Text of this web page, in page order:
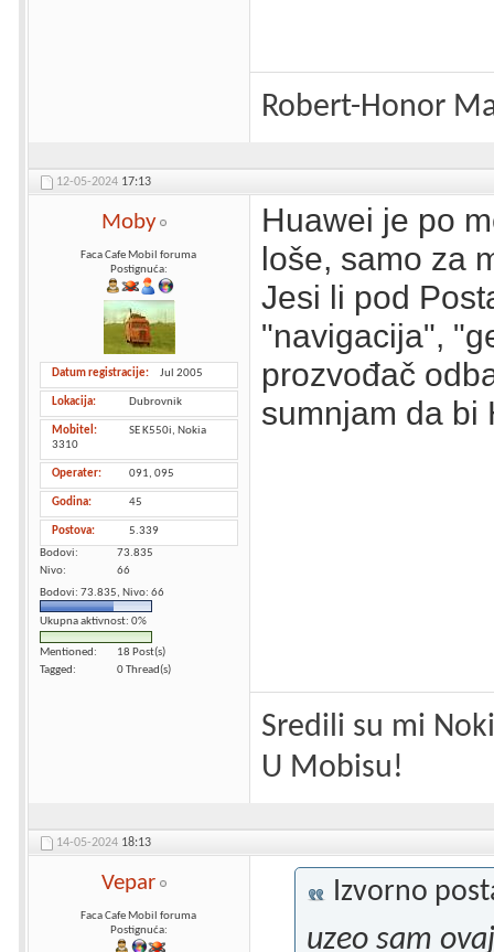
Robert-Honor
12-05-2024 17:13
Moby
Faca Cafe Mobil foruma
Postignuća:
Datum registracije Jul 2005
Lokacija Dubrovnik
Mobitel
SE K550i, Nokia
3310
Operater 091, 095
Godina 45
Postova
5.339
Bodovi
73.835
Nivo
66
Bodovi: 73.835, Nivo: 66
Ukupna aktivnost: 0%
Mentioned
18 Post(s)
Tagged
0 Thread(s)
Huawei je po
loše, samo za
Jesi li pod
"navigacija",
prozvođač
sumnjam da bi
Sredili su mi
U Mobisu!
14-05-2024 18:13
Vepar
Faca Cafe Mobil foruma
Postignuća:
Izvorno
uzeo sam